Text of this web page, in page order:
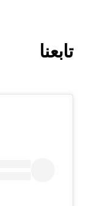
تابعنا